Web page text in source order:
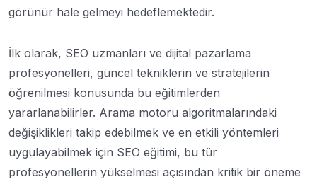
görünür hale gelmeyi hedeflemektedir.
İlk olarak, SEO uzmanları ve dijital pazarlama
profesyonelleri, güncel tekniklerin ve stratejilerin
öğrenilmesi konusunda bu eğitimlerden
yararlanabilirler. Arama motoru algoritmalarındaki
değişiklikleri takip edebilmek ve en etkili yöntemleri
uygulayabilmek için SEO eğitimi, bu tür
profesyonellerin yükselmesi açısından kritik bir öneme